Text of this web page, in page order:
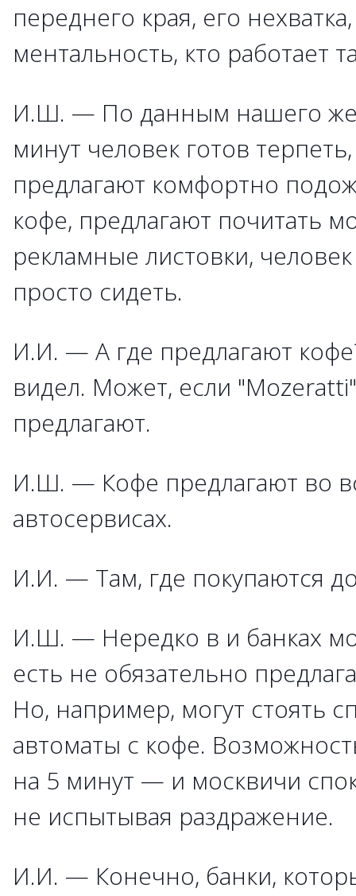
переднего края, его
ментальность, кто работает
И.Ш. — По данным нашего же
минут человек готов
предлагают комфортно
кофе, предлагают почитать
рекламные листовки,
просто сидеть.
И.И. — А где предлагают
видел. Может, если
предлагают.
И.Ш. — Кофе предлагают во
автосервисах.
И.И. — Там, где покупаются
И.Ш. — Нередко в и банках
есть не обязательно
Но, например, могут стоять
автоматы с кофе.
на 5 минут — и москвичи
не испытывая раздражение.
И.И. — Конечно, банки,